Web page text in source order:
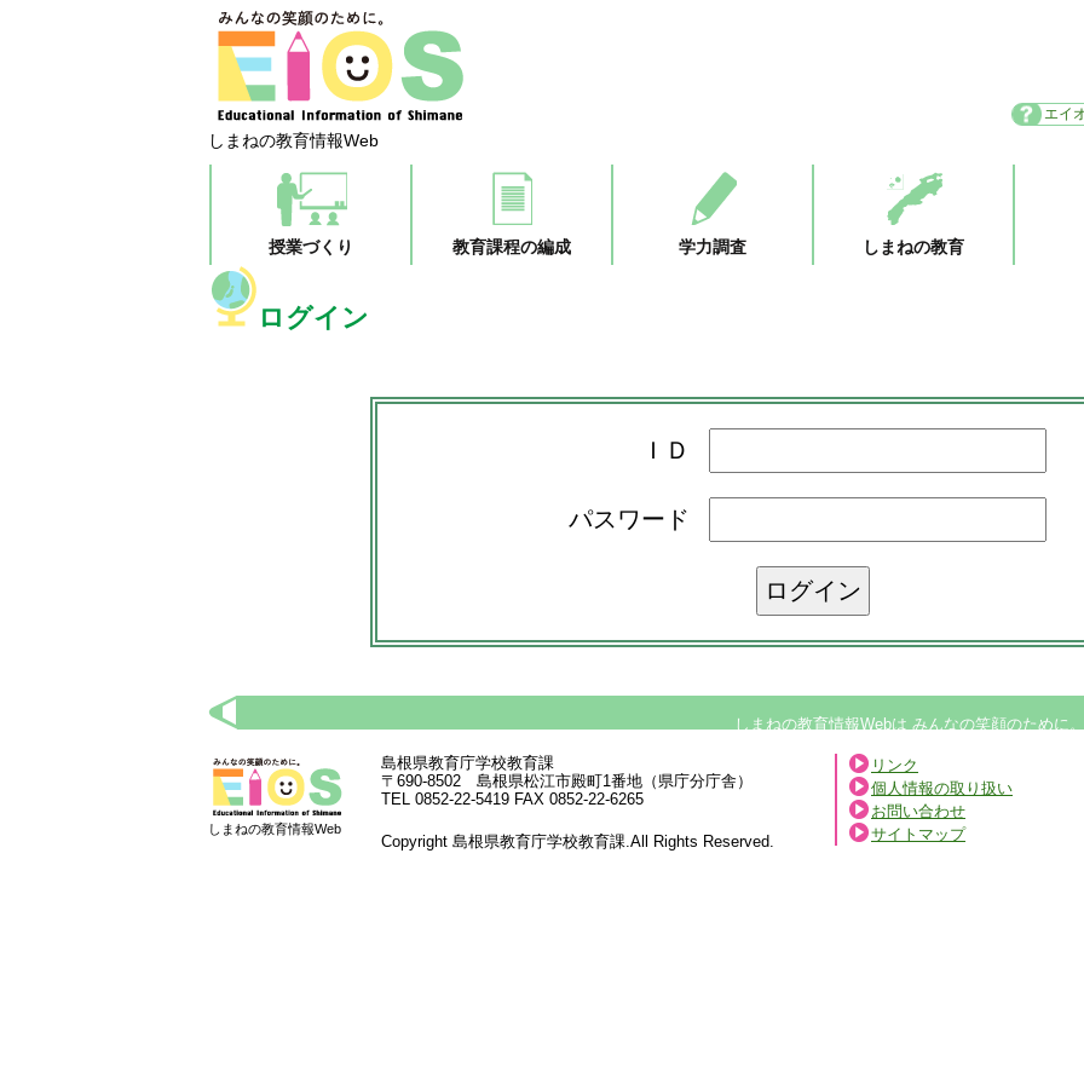
しまねの教育情報Web
エイ
授業づくり 教育課程の編成 学力調査 しまねの教育
ログイン
ＩＤ
パスワード
しまねの教育情報Webは みんなの笑顔のために
しまねの教育情報Web
島根県教育庁学校教育課
〒690-8502 島根県松江市殿町1番地（県庁分庁舎）
TEL 0852-22-5419 FAX 0852-22-6265
Copyright 島根県教育庁学校教育課.All Rights Reserved.
リンク
個人情報の取り扱い
お問い合わせ
サイトマップ